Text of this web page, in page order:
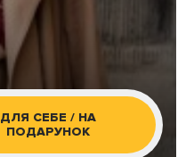
ДЛЯ СЕБЕ / НА
ПОДАРУНОК